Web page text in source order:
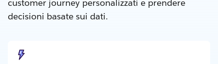
customer journey personalizzati e prendere
decisioni basate sui dati.